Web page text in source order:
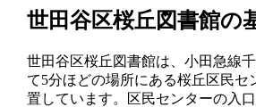
世田谷区桜丘図書館の
世田谷区桜丘図書館は、小田急線
て5分ほどの場所にある桜丘区民セ
置しています。区民センターの入